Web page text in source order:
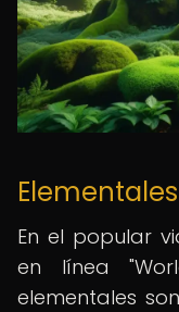
En el popular
en línea
elementales